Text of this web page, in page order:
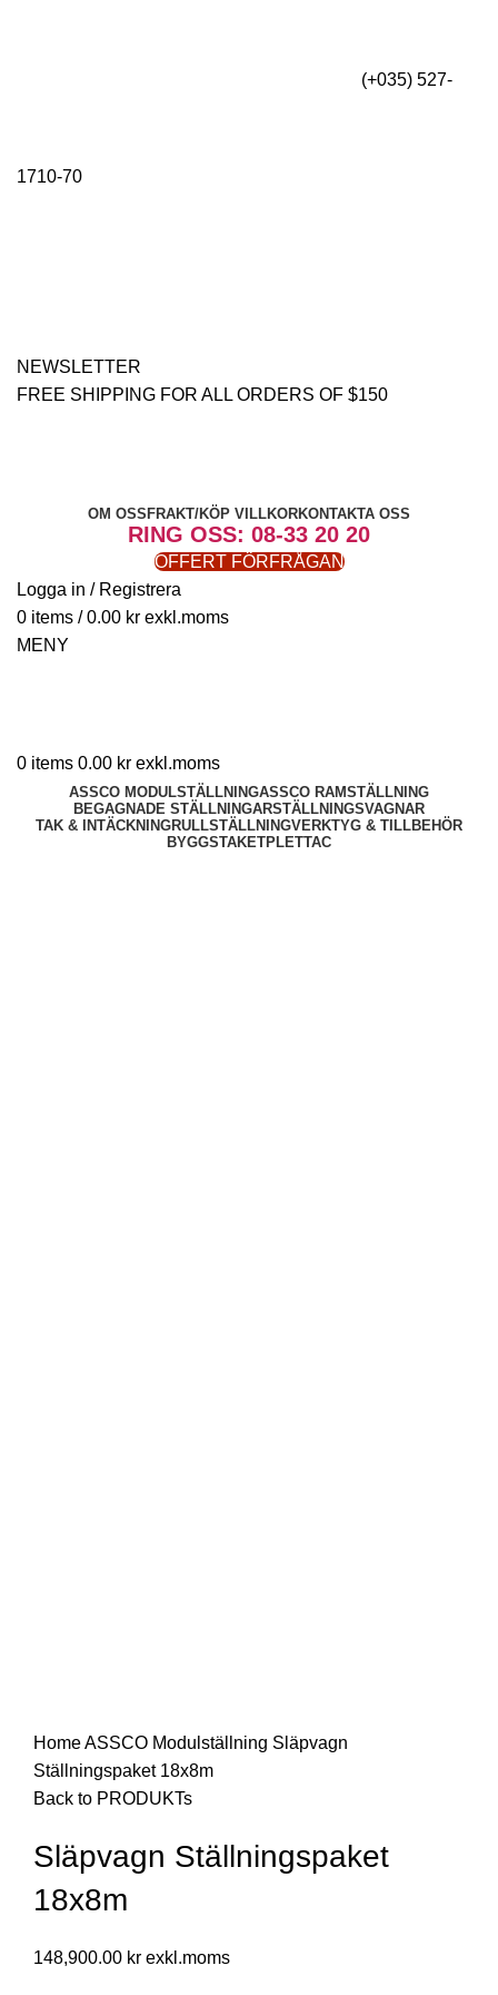
(+035) 527-
1710-70
NEWSLETTER
FREE SHIPPING FOR ALL ORDERS OF $150
OM OSS FRAKT/KÖP VILLKORKONTAKTA OSS
RING OSS: 08-33 20 20
OFFERT FÖRFRÅGAN
Logga in / Registrera
0 items / 0.00 kr
MENY
0 items 0.00 kr
ASSCO MODULSTÄLLNINGASSCO RAMSTÄLLNING
BEGAGNADE STÄLLNINGARSTÄLLNINGSVAGNAR
TAK & INTÄCKNINGRULLSTÄLLNINGVERKTYG & TILLBEHÖR
BYGGSTAKETPLETTAC
HomeASSCO Modulställning Släpvagn
Ställningspaket 18x8m
Back to PRODUKTs
Släpvagn Ställningspaket
18x8m
148,900.00 kr